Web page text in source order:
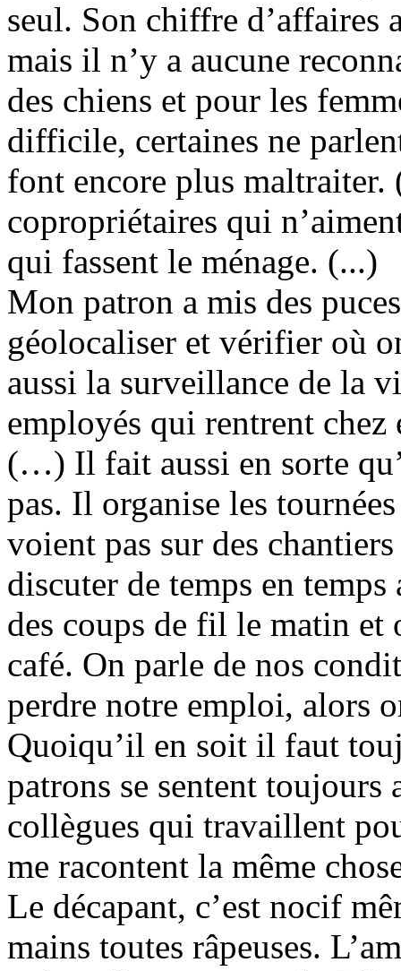
seul. Son chiffre d’affaires
mais il n’y a aucune
des chiens et pour les
difficile, certaines ne
font encore plus
copropriétaires qui
qui fassent le ménage. (...)
Mon patron a mis des
géolocaliser et vérifier où
aussi la surveillance de la
employés qui rentrent
(…) Il fait aussi en sorte
pas. Il organise les
voient pas sur des
discuter de temps en temps
des coups de fil le matin et
café. On parle de nos
perdre notre emploi, alors
Quoiqu’il en soit il faut
patrons se sentent toujours
collègues qui travaillent
me racontent la même
Le décapant, c’est nocif
mains toutes râpeuses.